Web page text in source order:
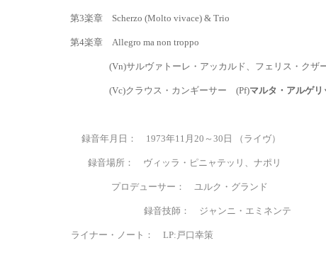
第3楽章 Scherzo (Molto vivace) & Trio
第4楽章 Allegro ma non troppo
(Vn)サルヴァトーレ・アッカルド、フェリス・クザ
(Vc)クラウス・カンギーサー (Pf)マルタ・アルゲリ
録音年月日： 1973年11月20～30日 （ライヴ）
録音場所： ヴィッラ・ピニャテッリ、ナポリ
プロデューサー ： ユルク・グランド
録音技師 ： ジャンニ・エミネンテ
ライナー・ノート： LP: 戸口幸策